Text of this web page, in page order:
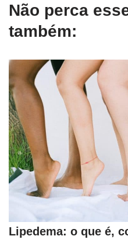
Não perca
também:
Lipedema: o que é,